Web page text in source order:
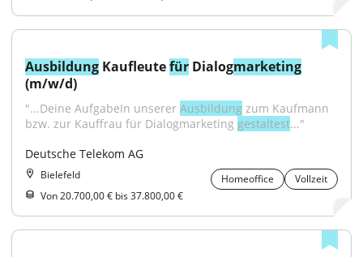
Ausbildung Kaufleute für Dialogmarketing
(m/w/d)
"...Deine AufgabeIn unserer Ausbildung zum Kaufmann
bzw. zur Kauffrau für Dialogmarketing gestaltest..."
Deutsche Telekom AG
Bielefeld Homeoffice
Vollzeit
Von 20.700,00 € bis 37.800,00 €